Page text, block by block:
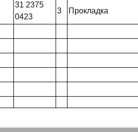
31 2375
0423
3 Прокладка